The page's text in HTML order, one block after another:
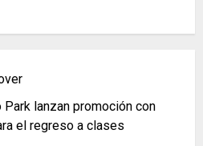
lanzan promoción con
el regreso a clases